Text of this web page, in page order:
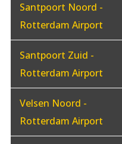
Santpoort Noord -
Rotterdam Airport
Santpoort Zuid -
Rotterdam Airport
Velsen Noord -
Rotterdam Airport